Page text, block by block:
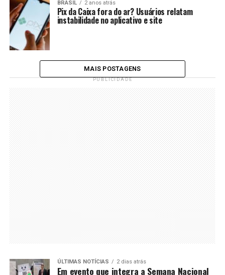
BRASIL 2 anos atrás
Pix da Caixa fora do ar? Usuários relatam
instabilidade no aplicativo e site
MAIS POSTAGENS
PUBLICIDADE
ÚLTIMAS NOTÍCIAS 2 dias atrás
Em evento que integra a Semana Nacional